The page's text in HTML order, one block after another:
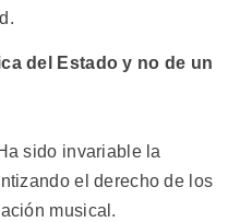
del Estado y no de un
sido invariable la
el derecho de los
musical.